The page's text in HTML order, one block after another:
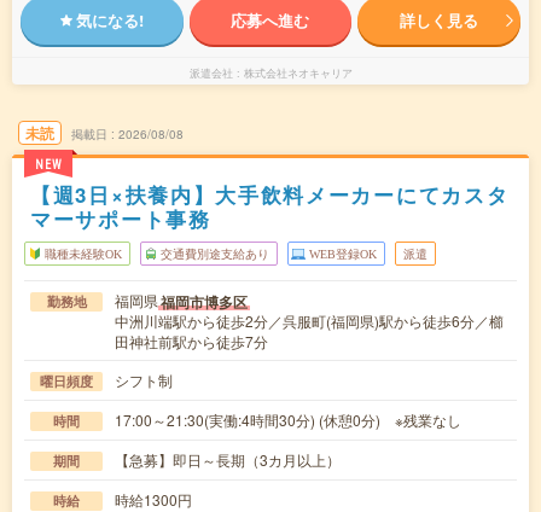
気になる! 応募へ進む 詳しく見る
派遣会社 株式会社ネオキャリア
未読
NEW
掲載日 2026/08/08
【週3日×扶養内】大手飲料メーカーにてカスタ
マーサポート事務
職種未経験OK 交通費別途支給あり WEB登録OK 派遣
勤務地 福岡県福岡市博多区
中洲川端駅から徒歩2分／呉服町(福岡県)駅から徒歩6分／櫛
田神社前駅から徒歩7分
曜日頻度 シフト制
時間 17:00～21:30(実働:4時間30分) (休憩0分) ※残業なし
期間 【急募】即日～長期（3カ月以上）
時給 時給1300円